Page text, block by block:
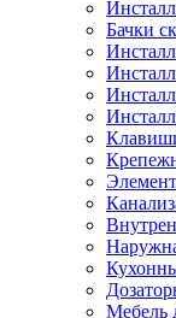
Бачки
Мебель